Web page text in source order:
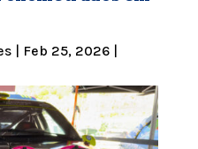
| Feb 25, 2026|